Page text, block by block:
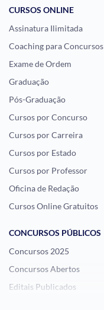
CURSOS ONLINE
Assinatura Ilimitada
Coaching para Concursos
Exame de Ordem
Graduação
Pós-Graduação
Cursos por Concurso
Cursos por Carreira
Cursos por Estado
Cursos por Professor
Oficina de Redação
Cursos Online Gratuitos
CONCURSOS PÚBLICOS
Concursos 2025
Concursos Abertos
Editais Publicados